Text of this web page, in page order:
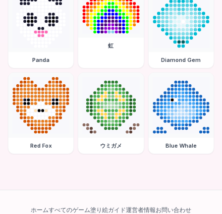
Panda
虹
Diamond Gem
Red Fox ウミガメ Blue Whale
ホームすべてのゲーム塗り絵ガイド運営者情報お問い合わせ